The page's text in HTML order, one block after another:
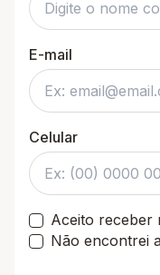
E-mail
Celular
Aceito receber
Não encontrei